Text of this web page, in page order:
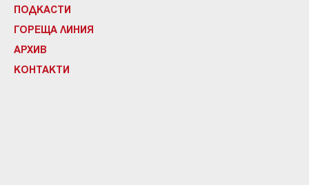
ПОДКАСТИ
ГОРЕЩА ЛИНИЯ
АРХИВ
КОНТАКТИ